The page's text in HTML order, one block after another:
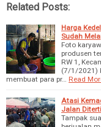
Related Posts:
Harga
Sudah
Foto
produsen
RW 1,
(7/1/2021)
membuat para pr…
Read
Atasi
Jalan
Tampak